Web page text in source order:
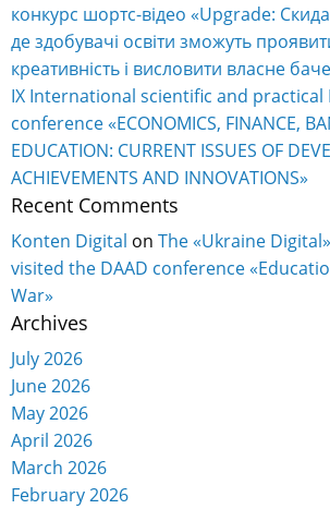
конкурс шортс-відео «Upgrade:
де здобувачі освіти зможуть
креативність і висловити власне
IX International scientific and
conference «ECONOMICS, FINANCE,
EDUCATION: CURRENT ISSUES OF
ACHIEVEMENTS AND INNOVATIONS»
Recent Comments
Konten Digital on The «Ukraine
visited the DAAD conference
War»
Archives
July 2026
June 2026
May 2026
April 2026
March 2026
February 2026